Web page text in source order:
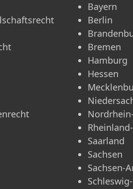
Bayern
Berlin
Bremen
Hamburg
Hessen
Saarland
Sachsen
Sachsen-